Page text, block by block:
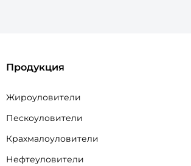
Продукция
Жироуловители
Пескоуловители
Крахмалоуловители
Нефтеуловители